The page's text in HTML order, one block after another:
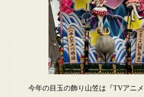
今年の目玉の飾り山笠は『TVアニメ